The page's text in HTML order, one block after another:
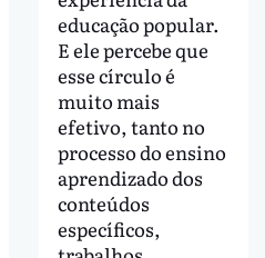
educação popular.
E ele percebe que
esse círculo é
muito mais
efetivo, tanto no
processo do ensino
aprendizado dos
conteúdos
específicos,